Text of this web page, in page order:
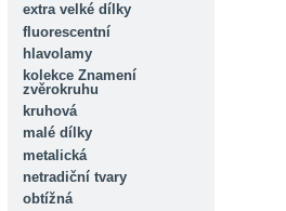
extra velké dílky
fluorescentní
hlavolamy
kolekce Znamení
zvěrokruhu
kruhová
malé dílky
metalická
netradiční tvary
obtížná